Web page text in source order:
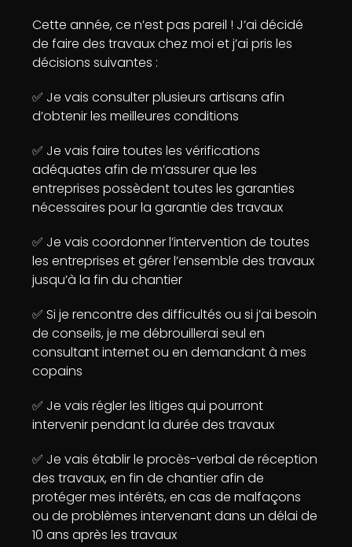
Cette année, ce n’est pas pareil ! J’ai décidé
de faire des travaux chez moi et j’ai pris les
décisions suivantes :
✅ Je vais consulter plusieurs artisans afin
d’obtenir les meilleures conditions
✅ Je vais faire toutes les vérifications
adéquates afin de m’assurer que les
entreprises possèdent toutes les garanties
nécessaires pour la garantie des travaux
✅ Je vais coordonner l’intervention de toutes
les entreprises et gérer l’ensemble des travaux
jusqu’à la fin du chantier
✅ Si je rencontre des difficultés ou si j’ai besoin
de conseils, je me débrouillerai seul en
consultant internet ou en demandant à mes
copains
✅ Je vais régler les litiges qui pourront
intervenir pendant la durée des travaux
✅ Je vais établir le procès-verbal de réception
des travaux, en fin de chantier afin de
protéger mes intérêts, en cas de malfaçons
ou de problèmes intervenant dans un délai de
10 ans après les travaux